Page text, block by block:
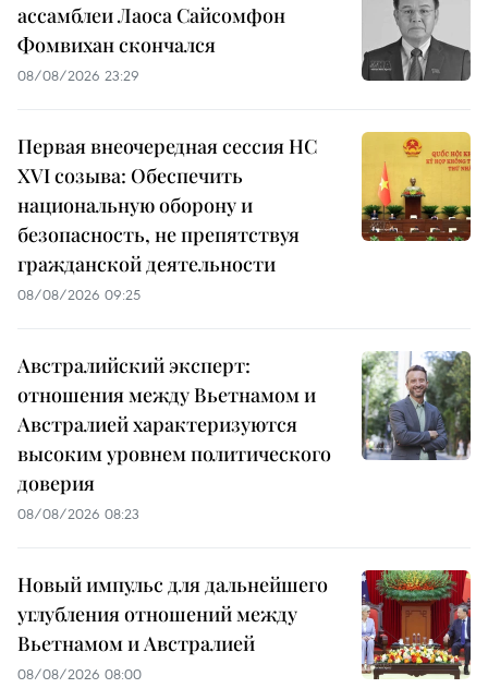
ассамблеи Лаоса Сайсомфон
Фомвихан скончался
08/08/2026 23:29
Первая внеочередная сессия НС
XVI созыва: Обеспечить
национальную оборону и
безопасность, не препятствуя
гражданской деятельности
08/08/2026 09:25
Австралийский эксперт:
отношения между Вьетнамом и
Австралией характеризуются
высоким уровнем политического
доверия
08/08/2026 08:23
Новый импульс для дальнейшего
углубления отношений между
Вьетнамом и Австралией
08/08/2026 08:00